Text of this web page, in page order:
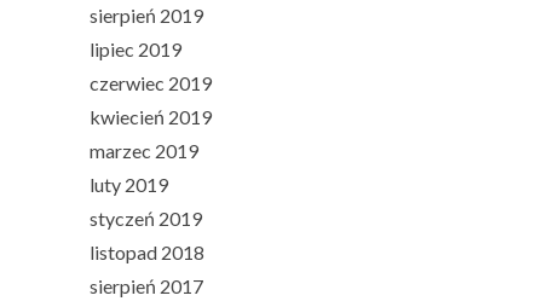
sierpień 2019
lipiec 2019
czerwiec 2019
kwiecień 2019
marzec 2019
luty 2019
styczeń 2019
listopad 2018
sierpień 2017